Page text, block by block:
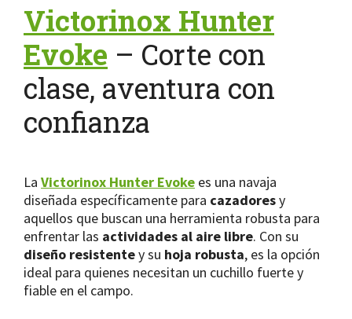
Victorinox Hunter
Evoke – Corte con
clase, aventura con
confianza
La Victorinox Hunter Evoke es una navaja
diseñada específicamente para cazadoresy
aquellos que buscan una herramienta robusta para
enfrentar las actividades al aire libre. Con su
diseño resistentey su hoja robusta, es la opción
ideal para quienes necesitan un cuchillo fuerte y
fiable en el campo.